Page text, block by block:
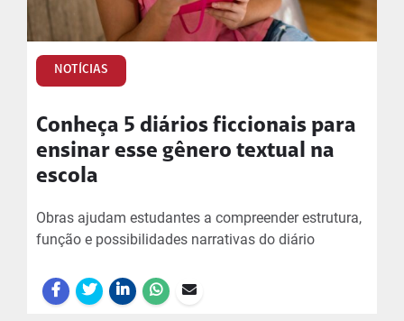
NOTÍCIAS
Conheça 5 diários ficcionais para
ensinar esse gênero textual na
escola
Obras ajudam estudantes a compreender estrutura,
função e possibilidades narrativas do diário